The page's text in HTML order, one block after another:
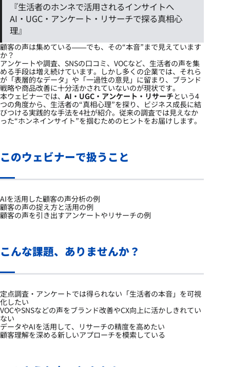
『生活者のホンネで活用されるインサイトへ
AI・UGC・アンケート・リサーチで探る真相心
理』
顧客の声は集めている——でも、その“本音”まで見えています
か？
アンケートや調査、SNSの口コミ、VOCなど、生活者の声を集
める手段は増え続けています。しかし多くの企業では、それら
が「表層的なデータ」や「一過性の意見」に留まり、ブランド
戦略や商品改善に十分活かされていないのが現状です。
本ウェビナーでは、 AI・UGC・アンケート・リサーチという4
つの角度から、生活者の“真相心理”を探り、ビジネス成長に結
びつける実践的な手法を4社が紹介。従来の調査では見えなか
った“ホンネインサイト”を掴むためのヒントをお届けします。
このウェビナーで扱うこと
AIを活用した顧客の声分析の例
顧客の声の捉え方と活用の例
顧客の声を引き出すアンケートやリサーチの例
こんな課題、ありませんか？
定点調査・アンケートでは得られない「生活者の本音」を可視
化したい
VOCやSNSなどの声をブランド改善やCX向上に活かしきれてい
ない
データやAIを活用して、リサーチの精度を高めたい
顧客理解を深める新しいアプローチを模索している